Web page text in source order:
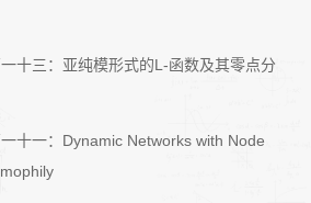
十三：亚纯模形式的L-函数及其零点分
十一：Dynamic Networks with Node